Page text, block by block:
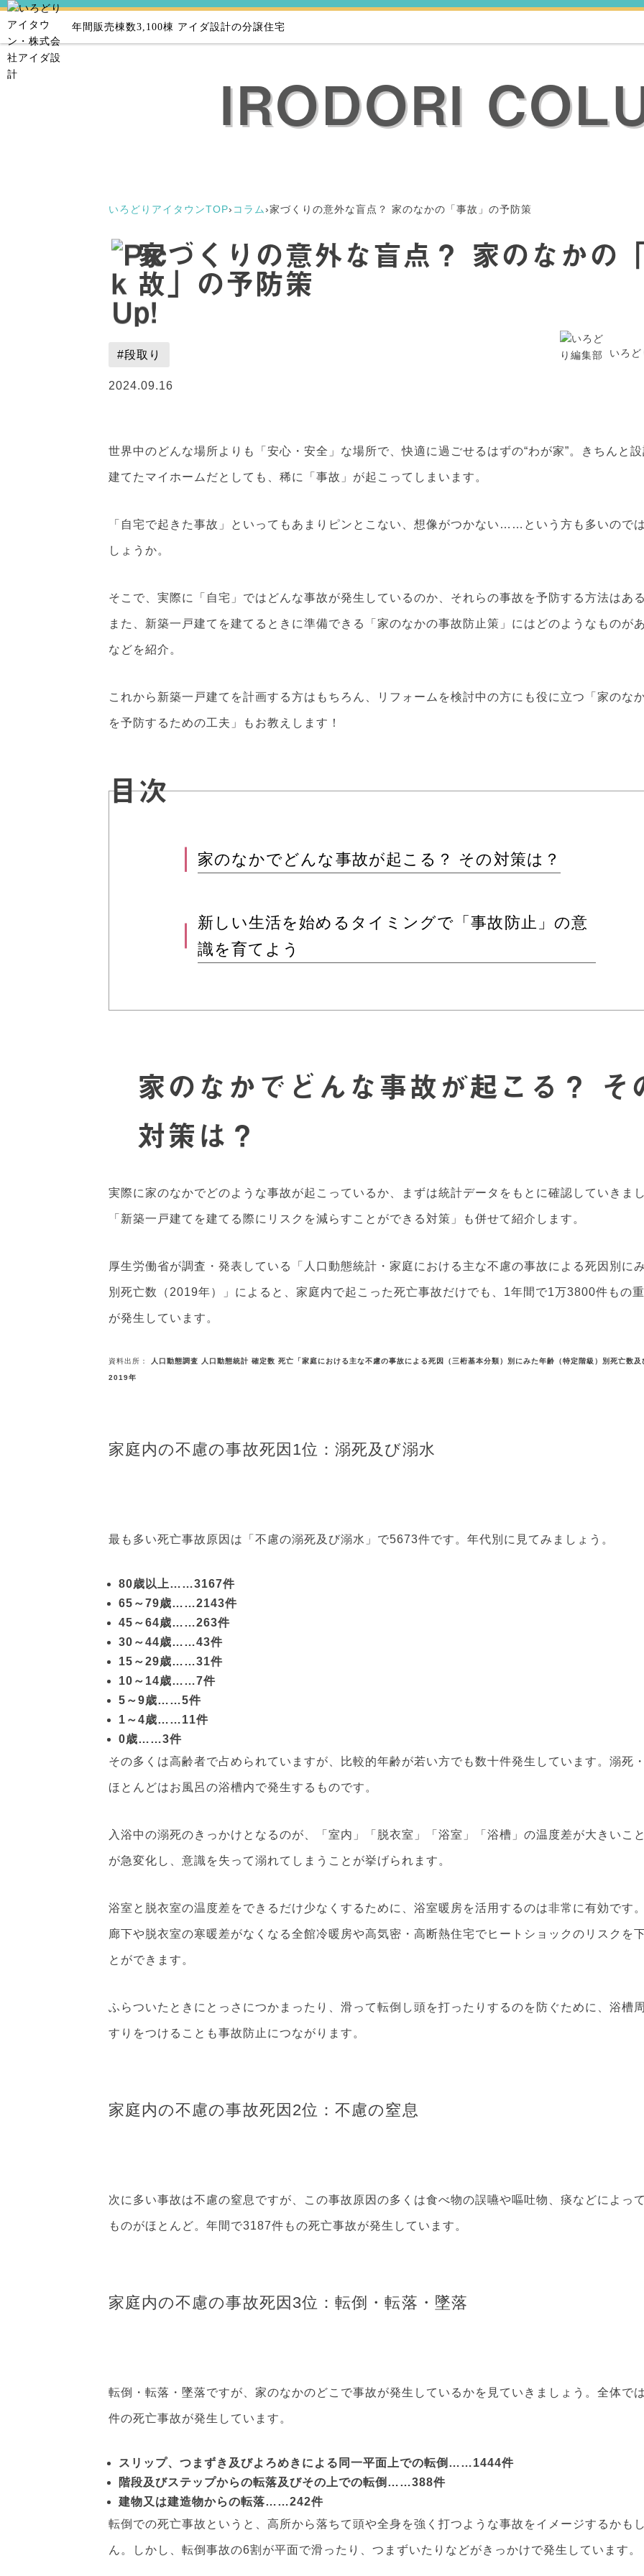
年間販売棟数3,100棟 アイダ設計の分譲住宅
IRODORI
いろどりアイタウンTOP› コラム›家づくりの意外な盲点？ 家のなかの「事故」の予防策
家づくりの意外な盲点？ 家のなかの
故」の予防策
#段取り いろ
2024.09.16
世界中のどんな場所よりも「安心・安全」な場所で、快適に過ごせるはずの“わが家”。きちんと設
建てたマイホームだとしても、稀に「事故」が起こってしまいます。
「自宅で起きた事故」といってもあまりピンとこない、想像がつかない……という方も多いので
しょうか。
そこで、実際に「自宅」ではどんな事故が発生しているのか、それらの事故を予防する方法はあ
また、新築一戸建てを建てるときに準備できる「家のなかの事故防止策」にはどのようなものが
などを紹介。
これから新築一戸建てを計画する方はもちろん、リフォームを検討中の方にも役に立つ「家のな
を予防するための工夫」もお教えします！
目次
家のなかでどんな事故が起こる？ その対策は？
新しい生活を始めるタイミングで「事故防止」の意
識を育てよう
家のなかでどんな事故が起こる？ そ
対策は？
実際に家のなかでどのような事故が起こっているか、まずは統計データをもとに確認していきまし
「新築一戸建てを建てる際にリスクを減らすことができる対策」も併せて紹介します。
厚生労働省が調査・発表している「人口動態統計・家庭における主な不慮の事故による死因別に
別死亡数（2019年）」によると、家庭内で起こった死亡事故だけでも、1年間で1万3800件もの
が発生しています。
資料出所： 人口動態調査 人口動態統計 確定数 死亡「家庭における主な不慮の事故による死因（三桁基本分類）別にみた年齢（特定階級）別死亡数及
2019年
家庭内の不慮の事故死因1位：溺死及び溺水
最も多い死亡事故原因は「不慮の溺死及び溺水」で5673件です。年代別に見てみましょう。
80歳以上……3167件
65～79歳……2143件
45～64歳……263件
30～44歳……43件
15～29歳……31件
10～14歳……7件
5～9歳……5件
1～4歳……11件
0歳……3件
その多くは高齢者で占められていますが、比較的年齢が若い方でも数十件発生しています。溺死
ほとんどはお風呂の浴槽内で発生するものです。
入浴中の溺死のきっかけとなるのが、「室内」「脱衣室」「浴室」「浴槽」の温度差が大きいこ
が急変化し、意識を失って溺れてしまうことが挙げられます。
浴室と脱衣室の温度差をできるだけ少なくするために、浴室暖房を活用するのは非常に有効です。
廊下や脱衣室の寒暖差がなくなる全館冷暖房や高気密・高断熱住宅でヒートショックのリスクを
とができます。
ふらついたときにとっさにつかまったり、滑って転倒し頭を打ったりするのを防ぐために、浴槽
すりをつけることも事故防止につながります。
家庭内の不慮の事故死因2位：不慮の窒息
次に多い事故は不慮の窒息ですが、この事故原因の多くは食べ物の誤嚥や嘔吐物、痰などによっ
ものがほとんど。年間で3187件もの死亡事故が発生しています。
家庭内の不慮の事故死因3位：転倒・転落・墜落
転倒・転落・墜落ですが、家のなかのどこで事故が発生しているかを見ていきましょう。全体で
件の死亡事故が発生しています。
スリップ、つまずき及びよろめきによる同一平面上での転倒……1444件
階段及びステップからの転落及びその上での転倒……388件
建物又は建造物からの転落……242件
転倒での死亡事故というと、高所から落ちて頭や全身を強く打つような事故をイメージするかも
ん。しかし、転倒事故の6割が平面で滑ったり、つまずいたりなどがきっかけで発生しています。